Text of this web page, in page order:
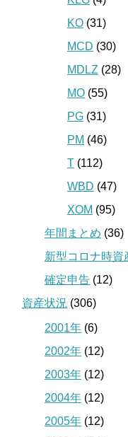
KO (31)
MCD (30)
MDLZ (28)
MO (55)
PG (31)
PM (46)
T (112)
WBD (47)
XOM (95)
年間まとめ (36)
新型コロナ時資
確定申告 (12)
資産状況 (306)
2001年 (6)
2002年 (12)
2003年 (12)
2004年 (12)
2005年 (12)